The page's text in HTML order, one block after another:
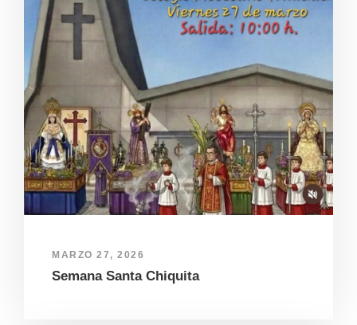
MARZO 27, 2026
Semana Santa Chiquita